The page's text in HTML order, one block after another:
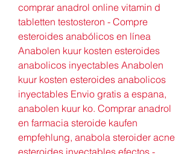
comprar anadrol online vitamin d
tabletten testosteron - Compre
esteroides anabólicos en línea
Anabolen kuur kosten esteroides
anabolicos inyectables Anabolen
kuur kosten esteroides anabolicos
inyectables Envio gratis a espana,
anabolen kuur ko. Comprar anadrol
en farmacia steroide kaufen
empfehlung, anabola steroider acne
esteroides inyectables efectos -